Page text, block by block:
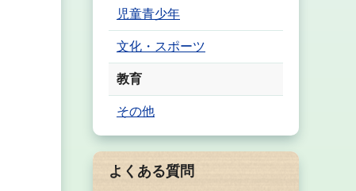
児童青少年
文化・スポーツ
教育
その他
よくある質問